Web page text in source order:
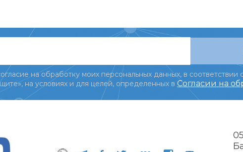
на обработку моих персональных данных, в соответствии
на условиях и для целей, определенных в Согласии на